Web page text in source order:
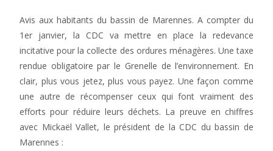
Avis aux habitants du bassin de Marennes. A compter du
1er janvier, la CDC va mettre en place la redevance
incitative pour la collecte des ordures ménagères. Une taxe
rendue obligatoire par le Grenelle de l’environnement. En
clair, plus vous jetez, plus vous payez. Une façon comme
une autre de récompenser ceux qui font vraiment des
efforts pour réduire leurs déchets. La preuve en chiffres
avec Mickaël Vallet, le président de la CDC du bassin de
Marennes :